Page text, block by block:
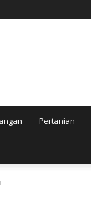
Pertanian